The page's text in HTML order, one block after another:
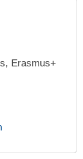
Erasmus+